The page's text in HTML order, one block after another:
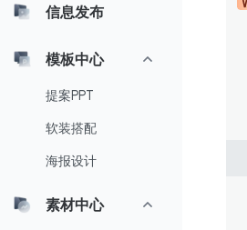
信息发布
模板中心
提案PPT
软装搭配
海报设计
素材中心